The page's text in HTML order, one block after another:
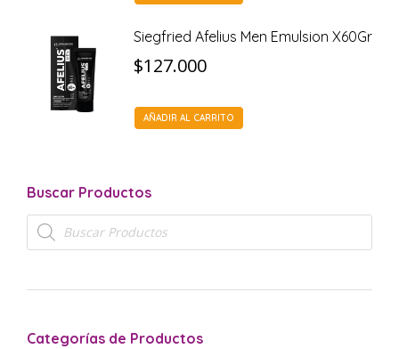
Siegfried Afelius Men Emulsion X60Gr
$127.000
AÑADIR AL CARRITO
Buscar Productos
Búsqueda
de
productos
Categorías de Productos